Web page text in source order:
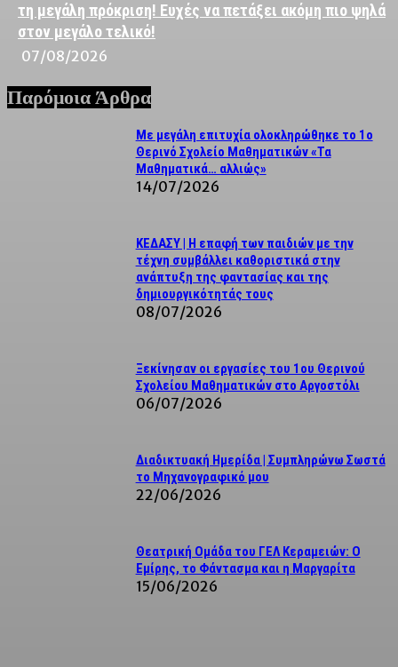
τη μεγάλη πρόκριση! Ευχές να πετάξει ακόμη πιο ψηλά
στον μεγάλο τελικό!
07/08/2026
Παρόμοια Άρθρα
Με μεγάλη επιτυχία ολοκληρώθηκε το 1ο
Θερινό Σχολείο Μαθηματικών «Τα
Μαθηματικά… αλλιώς»
14/07/2026
ΚΕΔΑΣΥ | Η επαφή των παιδιών με την
τέχνη συμβάλλει καθοριστικά στην
ανάπτυξη της φαντασίας και της
δημιουργικότητάς τους
08/07/2026
Ξεκίνησαν οι εργασίες του 1ου Θερινού
Σχολείου Μαθηματικών στο Αργοστόλι
06/07/2026
Διαδικτυακή Ημερίδα | Συμπληρώνω Σωστά
το Μηχανογραφικό μου
22/06/2026
Θεατρική Ομάδα του ΓΕΛ Κεραμειών: Ο
Εμίρης, το Φάντασμα και η Μαργαρίτα
15/06/2026